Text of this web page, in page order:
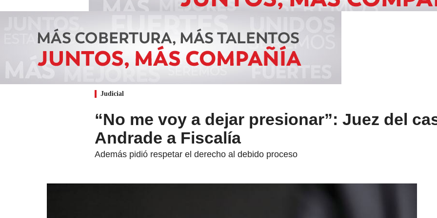
Judicial
“No me voy a dejar presionar”: Juez del
Andrade a Fiscalía
Además pidió respetar el derecho al debido proceso